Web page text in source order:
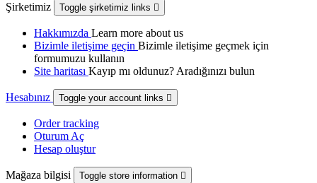
Şirketimiz Toggle şirketimiz links 
Hakkımızda Learn more about us
Bizimle iletişime geçin Bizimle iletişime geçmek için
formumuzu kullanın
Site haritası Kayıp mı oldunuz? Aradığınızı bulun
Hesabınız Toggle your account links 
Order tracking
Oturum Aç
Hesap oluştur
Mağaza bilgisi Toggle store information 